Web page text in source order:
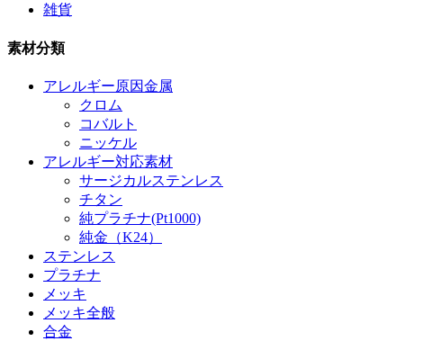
雑貨
素材分類
アレルギー原因金属
クロム
コバルト
ニッケル
アレルギー対応素材
サージカルステンレス
チタン
純プラチナ(Pt1000)
純金（K24）
ステンレス
プラチナ
メッキ
メッキ全般
合金